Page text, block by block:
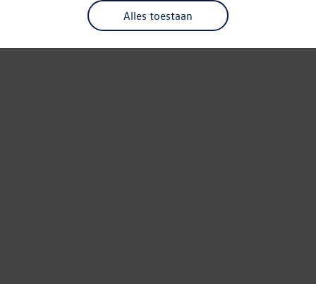
Alles toestaan
Refresh